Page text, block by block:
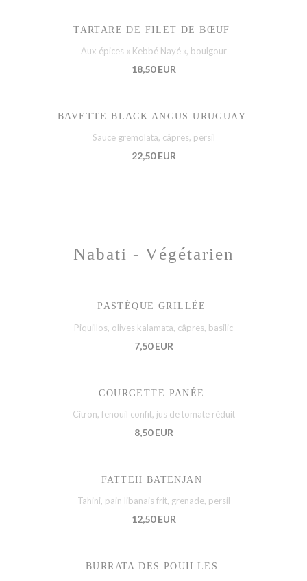
TARTARE DE FILET DE BŒUF
Aux épices « Kebbé Nayé », boulgour
18,50 EUR
BAVETTE BLACK ANGUS URUGUAY
Sauce gremolata, câpres, persil
22,50 EUR
Nabati - Végétarien
PASTÈQUE GRILLÉE
Piquillos, olives kalamata, câpres, basilic
7,50 EUR
COURGETTE PANÉE
Citron, fenouil confit, jus de tomate réduit
8,50 EUR
FATTEH BATENJAN
Tahini, pain libanais frit, grenade, persil
12,50 EUR
BURRATA DES POUILLES